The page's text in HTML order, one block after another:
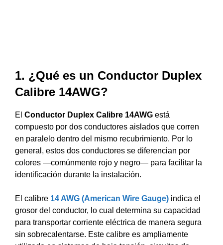
1. ¿Qué es un Conductor Duplex
Calibre 14AWG?
El Conductor Duplex Calibre 14AWG está
compuesto por dos conductores aislados que corren
en paralelo dentro del mismo recubrimiento. Por lo
general, estos dos conductores se diferencian por
colores —comúnmente rojo y negro— para facilitar la
identificación durante la instalación.
El calibre 14 AWG (American Wire Gauge) indica el
grosor del conductor, lo cual determina su capacidad
para transportar corriente eléctrica de manera segura
sin sobrecalentarse. Este calibre es ampliamente